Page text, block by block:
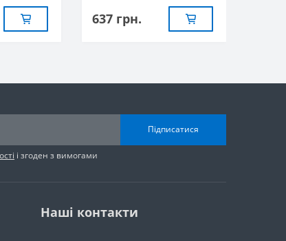
637 грн.
Підписатися
і згоден з вимогами
Наші контакти